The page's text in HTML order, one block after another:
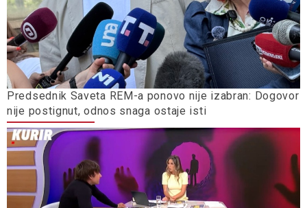
Predsednik Saveta REM-a ponovo nije izabran: Dogovor
nije postignut, odnos snaga ostaje isti